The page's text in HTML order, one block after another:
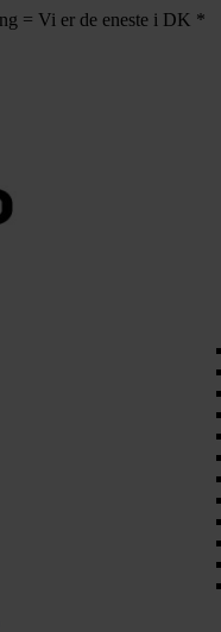
= Vi er de eneste i DK *